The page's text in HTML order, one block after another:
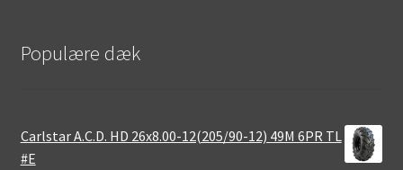
Populære dæk
Carlstar A.C.D. HD 26x8.00-12(205/90-12) 49M 6PR TL
#E